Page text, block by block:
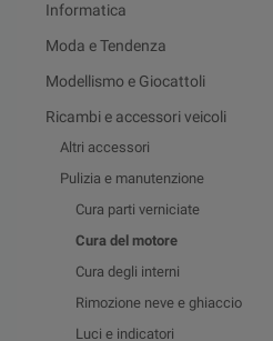
Informatica
Moda e Tendenza
Modellismo e Giocattoli
Ricambi e accessori veicoli
Altri accessori
Pulizia e manutenzione
Cura parti verniciate
Cura del motore
Cura degli interni
Rimozione neve e ghiaccio
Luci e indicatori